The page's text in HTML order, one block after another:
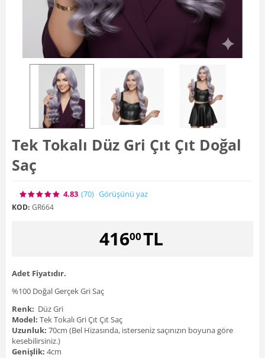
Tek Tokalı Düz Gri Çıt Çıt Doğal
Saç
4.83 (70) Görüşünü yaz
KOD: GR664
41600TL
Adet Fiyatıdır.
%100 Doğal Gerçek Gri Saç
Renk: Düz Gri
Model: Tek Tokalı Gri Çıt Çıt Saç
Uzunluk: 70cm (Bel Hizasında, isterseniz saçınızın boyuna göre
kesebilirsiniz.)
Genişlik: 4cm